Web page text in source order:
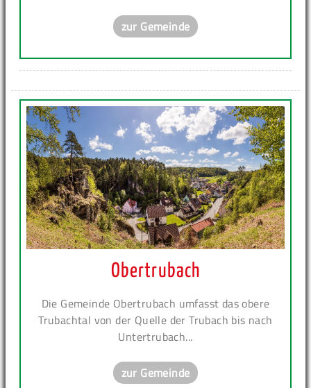
zur Gemeinde
Obertrubach
Die Gemeinde Obertrubach umfasst das obere
Trubachtal von der Quelle der Trubach bis nach
Untertrubach...
zur Gemeinde